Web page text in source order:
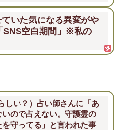
いた気になる異変がや
SNS空白期間」※私の
しい？）占い師さんに「あ
ので占えない。守護霊の
守ってる」と言われた事